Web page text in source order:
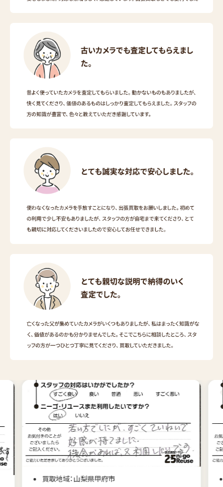
買取地域：山梨県甲府市